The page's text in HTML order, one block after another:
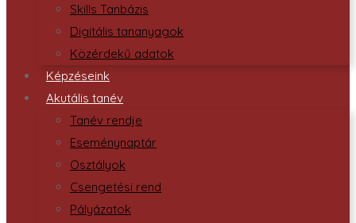
Skills Tanbázis
Digitális tananyagok
Közérdekű adatok
Képzéseink
Akutális tanév
Tanév rendje
Eseménynaptár
Osztályok
Csengetési rend
Pályázatok